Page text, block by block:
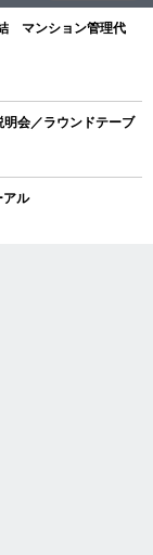
マンション管理代
会／ラウンドテーブ
ル